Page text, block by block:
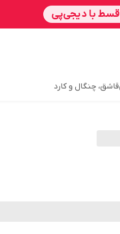
قاشق، چنگال و کارد